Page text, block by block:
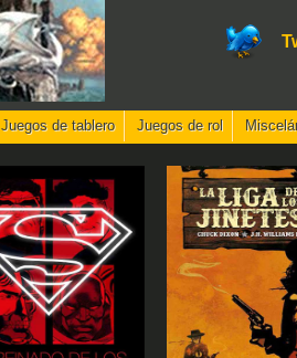
Juegos de tablero Juegos de rol